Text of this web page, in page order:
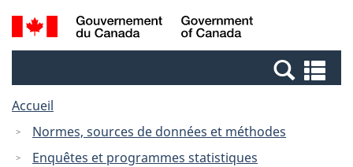
Passer
au
Passer
à
Canada
Recherche
et
et
Accueil
Normes, sources de données et méthodes
Enquêtes et programmes statistiques